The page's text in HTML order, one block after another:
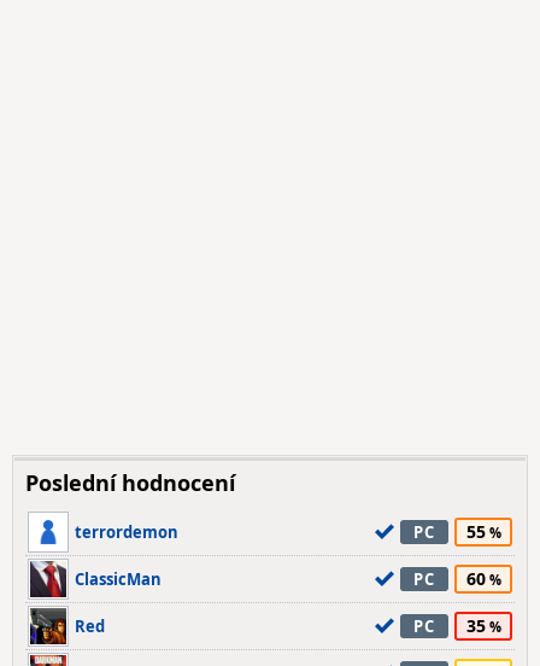
Poslední hodnocení
terrordemon PC 55
ClassicMan PC 60
Red PC 35